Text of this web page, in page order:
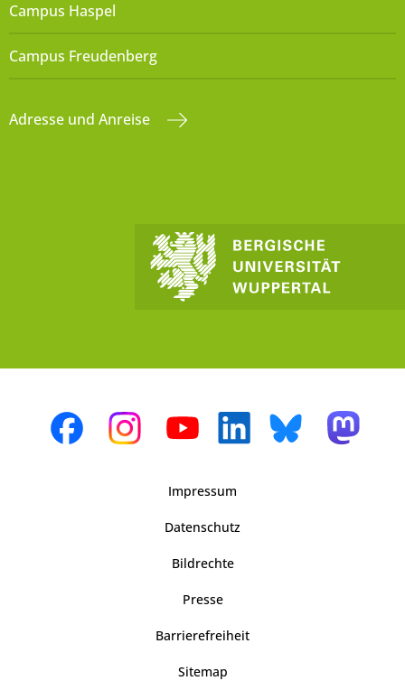
Campus Haspel
Campus Freudenberg
Adresse und Anreise
Impressum
Datenschutz
Bildrechte
Presse
Barrierefreiheit
Sitemap